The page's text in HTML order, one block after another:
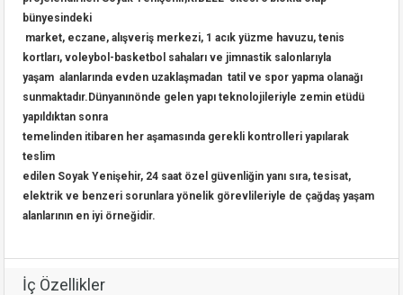
bünyesindeki
market, eczane, alışveriş merkezi, 1 acık yüzme havuzu, tenis
kortları, voleybol-basketbol sahaları ve jimnastik salonlarıyla
yaşam alanlarında evden uzaklaşmadan tatil ve spor yapma olanağı
sunmaktadır.Dünyanınönde gelen yapı teknolojileriyle zemin etüdü
yapıldıktan sonra
temelinden itibaren her aşamasında gerekli kontrolleri yapılarak
teslim
edilen Soyak Yenişehir, 24 saat özel güvenliğin yanı sıra, tesisat,
elektrik ve benzeri sorunlara yönelik görevlileriyle de çağdaş yaşam
alanlarının en iyi örneğidir.
İç Özellikler